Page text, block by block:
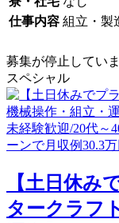
仕事内容 組立・製
募集が停止してい
スペシャル
【土日休
タークラフ